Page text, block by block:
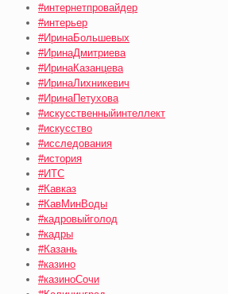
#интернетпровайдер
#интерьер
#ИринаБольшевых
#ИринаДмитриева
#ИринаКазанцева
#ИринаЛихникевич
#ИринаПетухова
#искусственныйинтеллект
#искусство
#исследования
#история
#ИТС
#Кавказ
#КавМинВоды
#кадровыйголод
#кадры
#Казань
#казино
#казиноСочи